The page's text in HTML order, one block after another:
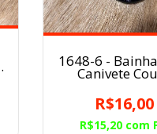
1648-6 -
Canivete
R$16,00
R$15,20 com